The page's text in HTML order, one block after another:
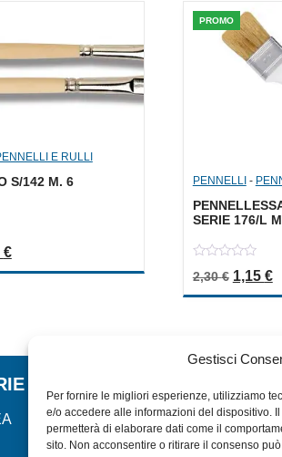
Gestisci
Per fornire le migliori esperienze, utilizziamo
e/o accedere alle informazioni del dispositivo.
permetterà di elaborare dati come il
sito. Non acconsentire o ritirare il consenso
E RULLI
S/142 M. 6
originale era: 1,00 €.
€Il prezzo attuale è: 0,50 €.
PROMO
PENNELLI -
SERIE 176/L
out
2,30€ Il
1,15 €Il
HOME
SHOP